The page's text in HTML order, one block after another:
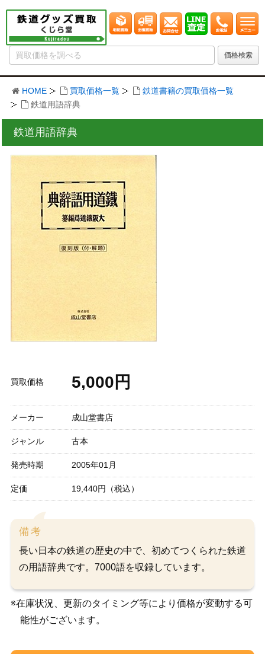
HOME 買取価格一覧
鉄道書籍の買取価格一覧
鉄道用語辞典
鉄道用語辞典
買取価格 5,000円
メーカー 成山堂書店
ジャンル 古本
発売時期 2005年01月
定価 19,440円（税込）
備考
長い日本の鉄道の歴史の中で、初めてつくられた鉄道
の用語辞典です。7000語を収録しています。
※在庫状況、更新のタイミング等により価格が変動する可
能性がございます。